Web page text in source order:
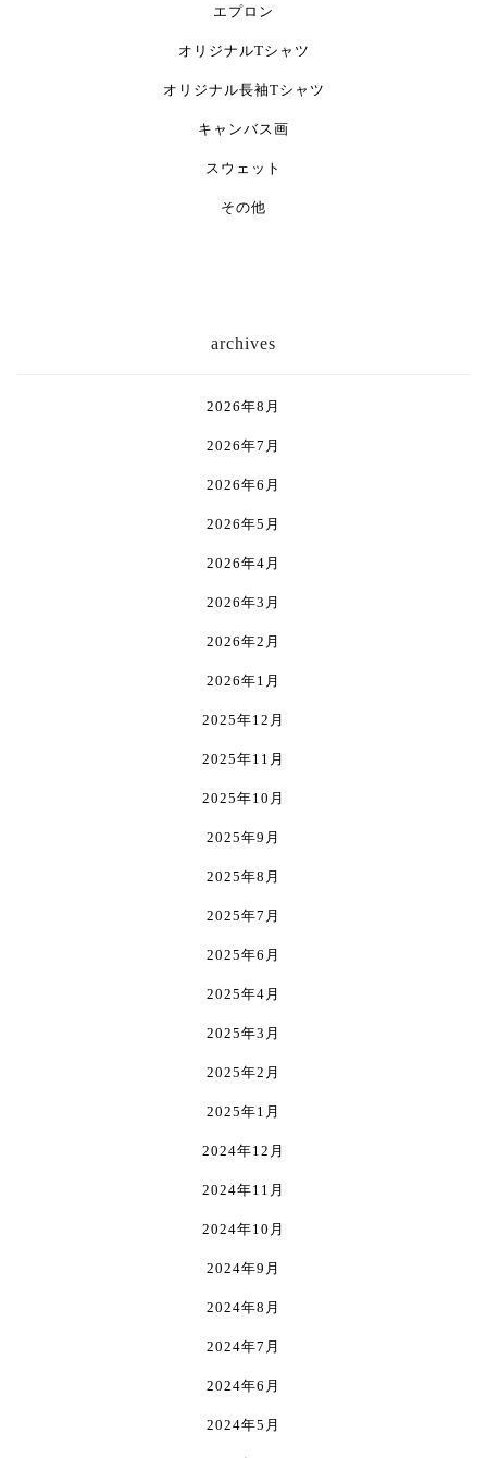
エプロン
オリジナルTシャツ
オリジナル長袖Tシャツ
キャンバス画
スウェット
その他
archives
2026年8月
2026年7月
2026年6月
2026年5月
2026年4月
2026年3月
2026年2月
2026年1月
2025年12月
2025年11月
2025年10月
2025年9月
2025年8月
2025年7月
2025年6月
2025年4月
2025年3月
2025年2月
2025年1月
2024年12月
2024年11月
2024年10月
2024年9月
2024年8月
2024年7月
2024年6月
2024年5月